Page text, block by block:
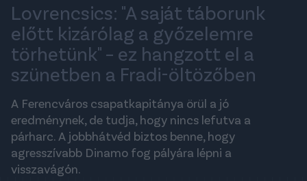
Lovrencsics: "A saját táborunk
előtt kizárólag a győzelemre
törhetünk" – ez hangzott el a
szünetben a Fradi-öltözőben
A Ferencváros csapatkapitánya örül a jó
eredménynek, de tudja, hogy nincs lefutva a
párharc. A jobbhátvéd biztos benne, hogy
agresszívabb Dinamo fog pályára lépni a
visszavágón.